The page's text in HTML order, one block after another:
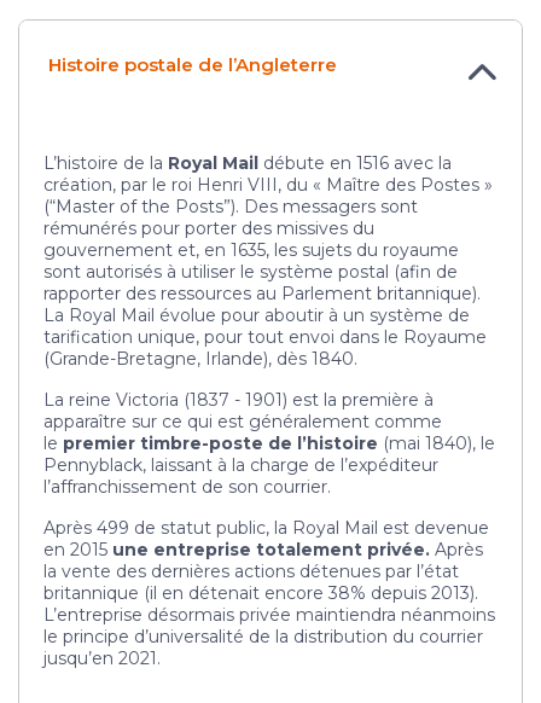
Histoire postale de l’Angleterre
L’histoire de la Royal Mail débute en 1516 avec la
création, par le roi Henri VIII, du « Maître des Postes »
(“Master of the Posts”). Des messagers sont
rémunérés pour porter des missives du
gouvernement et, en 1635, les sujets du royaume
sont autorisés à utiliser le système postal (afin de
rapporter des ressources au Parlement britannique).
La Royal Mail évolue pour aboutir à un système de
tarification unique, pour tout envoi dans le Royaume
(Grande-Bretagne, Irlande), dès 1840.
La reine Victoria (1837 - 1901) est la première à
apparaître sur ce qui est généralement comme
le premier timbre-poste de l’histoire (mai 1840), le
Pennyblack, laissant à la charge de l’expéditeur
l’affranchissement de son courrier.
Après 499 de statut public, la Royal Mail est devenue
en 2015 une entreprise totalement privée. Après
la vente des dernières actions détenues par l’état
britannique (il en détenait encore 38% depuis 2013).
L’entreprise désormais privée maintiendra néanmoins
le principe d’universalité de la distribution du courrier
jusqu’en 2021.